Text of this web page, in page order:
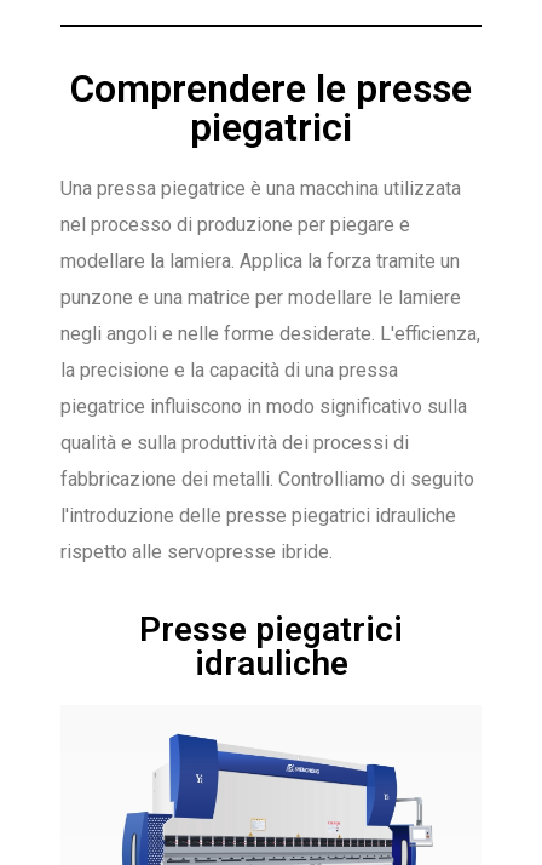
Comprendere le presse
piegatrici
Una pressa piegatrice è una macchina utilizzata
nel processo di produzione per piegare e
modellare la lamiera. Applica la forza tramite un
punzone e una matrice per modellare le lamiere
negli angoli e nelle forme desiderate. L'efficienza,
la precisione e la capacità di una pressa
piegatrice influiscono in modo significativo sulla
qualità e sulla produttività dei processi di
fabbricazione dei metalli. Controlliamo di seguito
l'introduzione delle presse piegatrici idrauliche
rispetto alle servopresse ibride.
Presse piegatrici
idrauliche